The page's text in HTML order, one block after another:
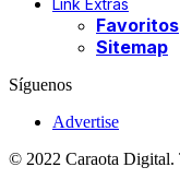
Link Extras
Favoritos
Sitemap
Síguenos
Advertise
© 2022 Caraota Digital.